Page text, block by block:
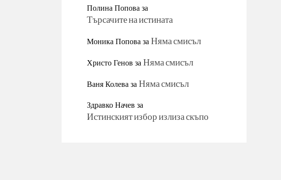
Полина Поповаза
Търсачите на истината
Моника ПоповазаНяма смисъл
Христо ГеновзаНяма смисъл
Ваня КолевазаНяма смисъл
Здравко Начевза
Истинският избор излиза скъпо